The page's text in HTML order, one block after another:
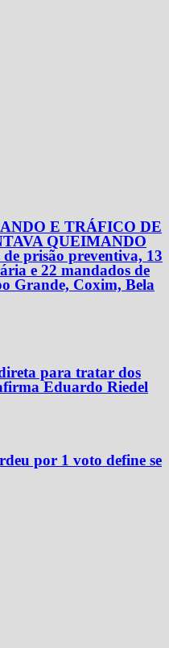
E TRÁFICO DE
QUEIMANDO
prisão preventiva, 13
e 22 mandados de
Grande, Coxim, Bela
para tratar dos
Eduardo Riedel
por 1 voto define se